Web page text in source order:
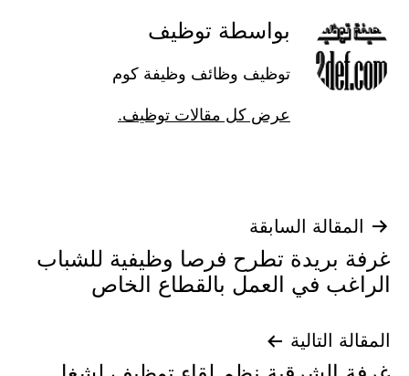
بواسطة توظيف
توظيف وظائف وظيفة كوم
عرض كل مقالات توظيف.
تصفّح
المقالات
المقالة السابقة
غرفة بريدة تطرح فرصا وظيفية للشباب
الراغب في العمل بالقطاع الخاص
المقالة التالية